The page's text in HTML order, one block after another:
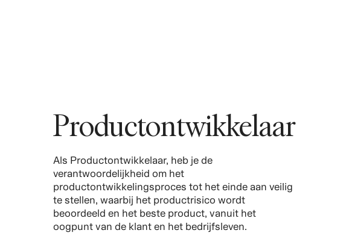
Productontwikkelaar
Als Productontwikkelaar, heb je de
verantwoordelijkheid om het
productontwikkelingsproces tot het einde aan veilig
te stellen, waarbij het productrisico wordt
beoordeeld en het beste product, vanuit het
oogpunt van de klant en het bedrijfsleven.